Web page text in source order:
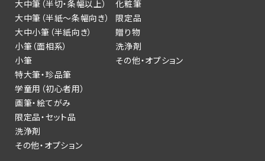
大中筆（半切・条幅以上）
大中筆（半紙～条幅向き）
大中小筆（半紙向き）
小筆（面相系）
小筆
特大筆・珍品筆
学童用（初心者用）
画筆・絵てがみ
限定品・セット品
洗浄剤
その他・オプション
化粧筆
限定品
贈り物
洗浄剤
その他・オプション